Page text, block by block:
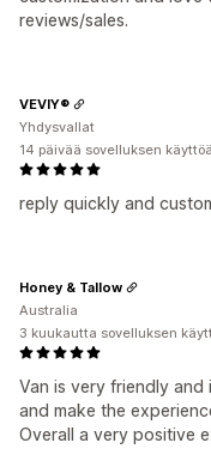
reviews/sales.
reply quickly and
VEVIY®
Yhdysvallat
14 päivää sovelluksen käyttöä
Van is very friendly
and make the
Overall a very positive
Honey & Tallow
Australia
3 kuukautta sovelluksen